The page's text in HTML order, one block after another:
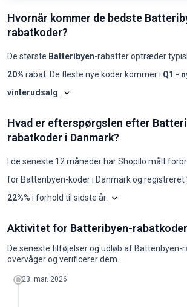
Hvornår kommer de bedste
rabatkoder?
De største Batteribyen-rabatter optræder
20% rabat. De fleste nye koder kommer i Q1 -
vinterudsalg
Måned Nye koderMaks. rabatMin. rabatKoder
2025-080 -
2025-100 - - 0
2025-120 - - 0
2026-011 10%
2026-02 0 -
2026-040 - - 0
2026-060 - 0
2026-070 -
Hvad er efterspørgslen efter
rabatkoder i Danmark?
I de seneste 12 måneder har Shopilo målt
for Batteribyen-koder i Danmarkog registreret
22%% i forhold til sidste år.
år
jan. feb. mar. apr. maj jun. jul. aug.
2024
170 170 140 170 140
2025 480 210 210 590 590 390 320 260
2026 260 210 260 320 455
Aktivitet for Batteribyen-rabatkoder
De seneste tilføjelser og udløb af Batteribyen-
overvåger og verificerer dem.
23. mar. 2026